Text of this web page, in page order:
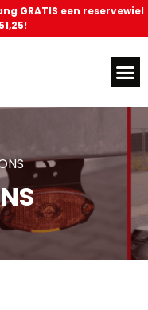
GRATIS een reservewiel